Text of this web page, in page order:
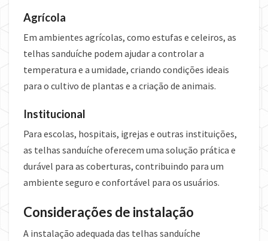
Agrícola
Em ambientes agrícolas, como estufas e celeiros, as
telhas sanduíche podem ajudar a controlar a
temperatura e a umidade, criando condições ideais
para o cultivo de plantas e a criação de animais.
Institucional
Para escolas, hospitais, igrejas e outras instituições,
as telhas sanduíche oferecem uma solução prática e
durável para as coberturas, contribuindo para um
ambiente seguro e confortável para os usuários.
Considerações de instalação
A instalação adequada das telhas sanduíche